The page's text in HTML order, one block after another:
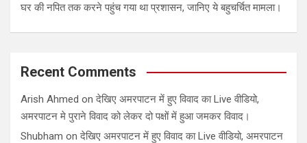
घर की नपित तक करने पहुंच गया था प्रशासन, जानिए ये बहुचर्चित मामला।
Recent Comments
Arish Ahmed onदेखिए अमरपाटन में हुए विवाद का Live वीडियो,
अमरपाटन मे पुराने विवाद को लेकर दो पक्षों में हुआ जमकर विवाद।
Shubham onदेखिए अमरपाटन में हुए विवाद का Live वीडियो, अमरपाटन